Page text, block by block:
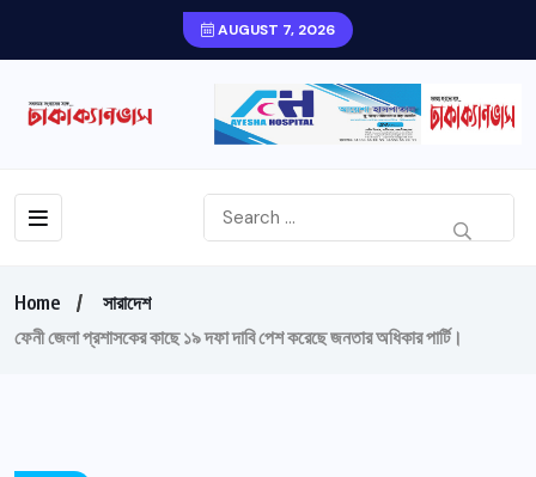
AUGUST 7, 2026
Home
সারাদেশ
ফেনী জেলা প্রশাসকের কাছে ১৯ দফা দাবি পেশ করেছে জনতার অধিকার পার্টি।